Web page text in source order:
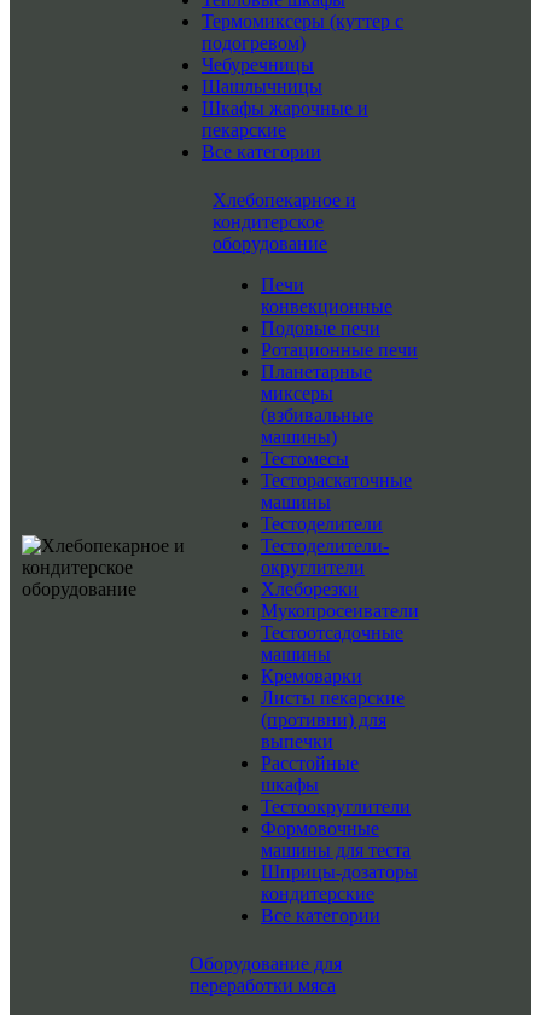
Термомиксеры (куттер с
подогревом)
Чебуречницы
Шашлычницы
Шкафы жарочные и
пекарские
Все категории
Хлебопекарное и
кондитерское
оборудование
Печи
конвекционные
Подовые печи
Ротационные печи
Планетарные
миксеры
(взбивальные
машины)
Тестомесы
Тестораскаточные
машины
Тестоделители
Тестоделители-
округлители
Хлеборезки
Мукопросеиватели
Тестоотсадочные
машины
Кремоварки
Листы пекарские
(противни) для
выпечки
Расстойные
шкафы
Тестоокруглители
Формовочные
машины для теста
Шприцы-дозаторы
кондитерские
Все категории
Оборудование для
переработки мяса